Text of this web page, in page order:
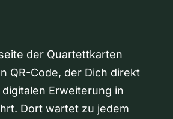
der Quartettkarten
QR-Code, der Dich direkt
Erweiterung in
Dort wartet zu jedem